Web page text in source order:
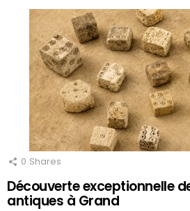
0 Shares
Découverte exceptionnelle
antiques à Grand